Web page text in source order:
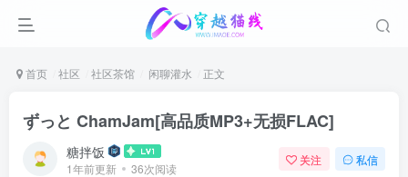
首页 社区 社区茶馆 闲聊灌水 正文
ずっと ChamJam[高品质MP3+无损FLAC]
糖拌饭
1年前更新 36次阅读
关注 私信